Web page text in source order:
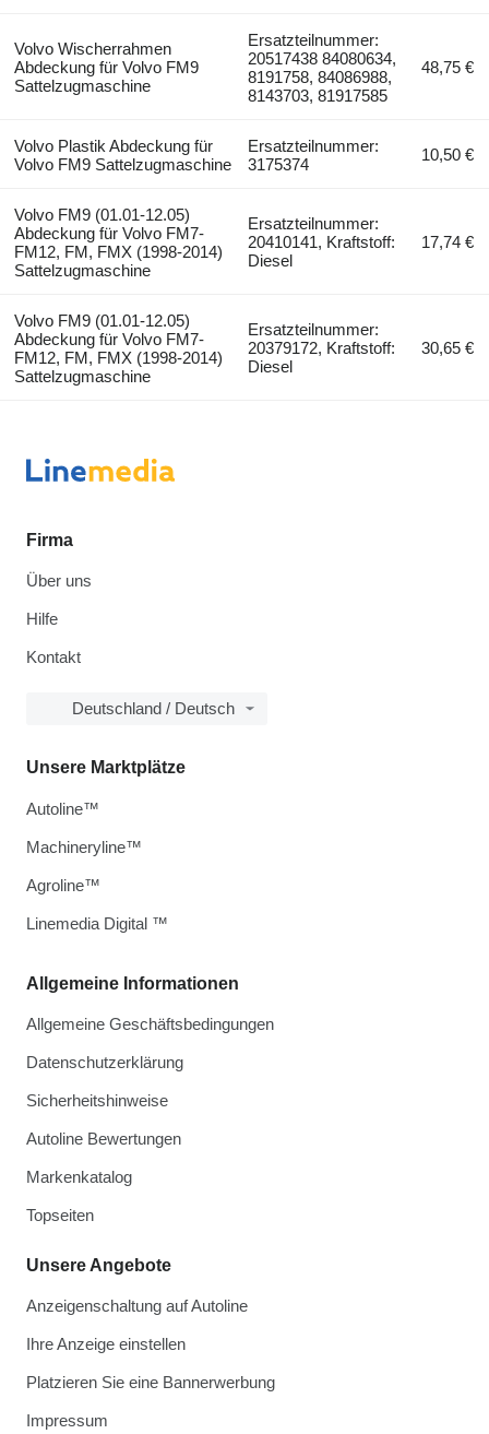
Volvo Wischerrahmen
Abdeckung für Volvo FM9
Sattelzugmaschine
Ersatzteilnummer:
20517438 84080634,
8191758, 84086988,
8143703, 81917585
48,75 €
Volvo Plastik Abdeckung für
Volvo FM9 Sattelzugmaschine
Ersatzteilnummer:
3175374
10,50 €
Volvo FM9 (01.01-12.05)
Abdeckung für Volvo FM7-
FM12, FM, FMX (1998-2014)
Sattelzugmaschine
Ersatzteilnummer:
20410141, Kraftstoff:
Diesel
17,74 €
Volvo FM9 (01.01-12.05)
Abdeckung für Volvo FM7-
FM12, FM, FMX (1998-2014)
Sattelzugmaschine
Ersatzteilnummer:
20379172, Kraftstoff:
Diesel
30,65 €
Firma
Über uns
Hilfe
Kontakt
Deutschland / Deutsch
Allgemeine Informationen
Allgemeine Geschäftsbedingungen
Datenschutzerklärung
Sicherheitshinweise
Autoline Bewertungen
Markenkatalog
Topseiten
Unsere Angebote
Anzeigenschaltung auf Autoline
Ihre Anzeige einstellen
Platzieren Sie eine Bannerwerbung
Impressum
Unsere Marktplätze
Autoline™
Machineryline™
Agroline™
Linemedia Digital ™